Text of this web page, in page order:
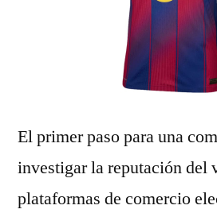
El primer paso para una
investigar la reputación del
plataformas de comercio